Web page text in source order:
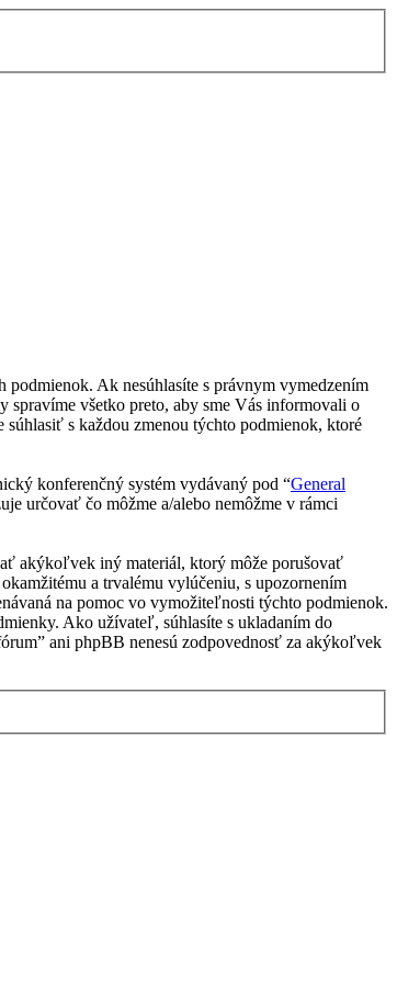
podmienok. Ak nesúhlasíte s právnym vymedzením
všetko preto, aby sme Vás informovali o
s každou zmenou týchto podmienok, ktoré
konferenčný systém vydávaný pod “General
určovať čo môžme a/alebo nemôžme v rámci
akýkoľvek iný materiál, ktorý môže porušovať
a trvalému vylúčeniu, s upozornením
na pomoc vo vymožiteľnosti týchto podmienok.
Ako užívateľ, súhlasíte s ukladaním do
ani phpBB nenesú zodpovednosť za akýkoľvek